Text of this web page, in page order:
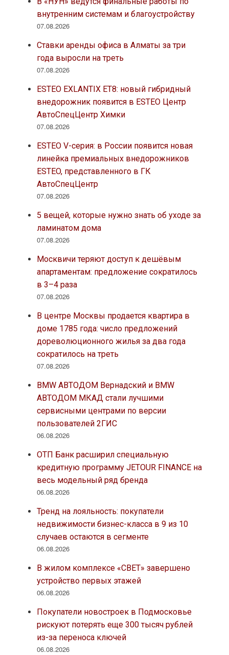
внутренним системам и благоустройству
07.08.2026
Ставки аренды офиса в Алматы за три
года выросли на треть
07.08.2026
ESTEO EXLANTIX ET8: новый гибридный
внедорожник появится в ESTEO Центр
АвтоСпецЦентр Химки
07.08.2026
ESTEO V-серия: в России появится новая
линейка премиальных внедорожников
ESTEO, представленного в ГК
АвтоСпецЦентр
07.08.2026
5 вещей, которые нужно знать об уходе за
ламинатом дома
07.08.2026
Москвичи теряют доступ к дешёвым
апартаментам: предложение сократилось
в 3–4 раза
07.08.2026
В центре Москвы продается квартира в
доме 1785 года: число предложений
дореволюционного жилья за два года
сократилось на треть
07.08.2026
BMW АВТОДОМ Вернадский и BMW
АВТОДОМ МКАД стали лучшими
сервисными центрами по версии
пользователей 2ГИС
06.08.2026
ОТП Банк расширил специальную
кредитную программу JETOUR FINANCE на
весь модельный ряд бренда
06.08.2026
Тренд на лояльность: покупатели
недвижимости бизнес-класса в 9 из 10
случаев остаются в сегменте
06.08.2026
В жилом комплексе «СВЕТ» завершено
устройство первых этажей
06.08.2026
Покупатели новостроек в Подмосковье
рискуют потерять еще 300 тысяч рублей
из-за переноса ключей
06.08.2026